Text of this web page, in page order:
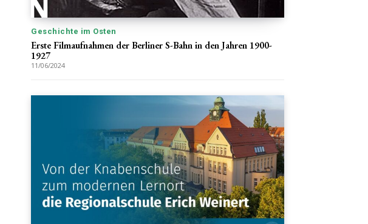
Geschichte im Osten
Erste Filmaufnahmen der Berliner S-Bahn in den Jahren 1900-
1927
11/06/2024